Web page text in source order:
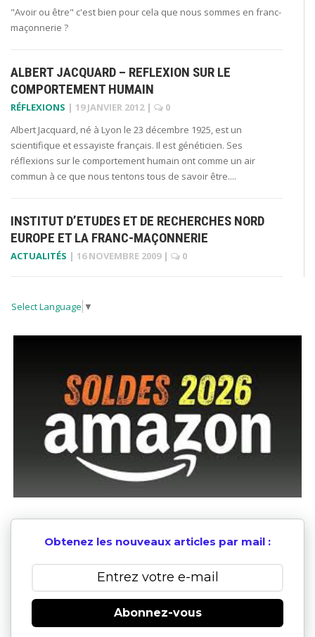
"Avoir ou être" c'est bien pour cela que nous sommes en franc-
maçonnerie ?
ALBERT JACQUARD – REFLEXION SUR LE
COMPORTEMENT HUMAIN
RÉFLEXIONS | 19 JANVIER 2012 |
0
Albert Jacquard, né à Lyon le 23 décembre 1925, est un
scientifique et essayiste français. Il est généticien. Ses
réflexions sur le comportement humain ont comme un air
commun à ce que nous tentons tous de savoir être....
INSTITUT D’ETUDES ET DE RECHERCHES NORD
EUROPE ET LA FRANC-MAÇONNERIE
ACTUALITÉS | 16 NOVEMBRE 2009 | 0
Select Language ▼
Obtenez les nouveaux articles par mail :
Abonnez-vous